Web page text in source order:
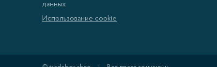
данных
Использование cookie